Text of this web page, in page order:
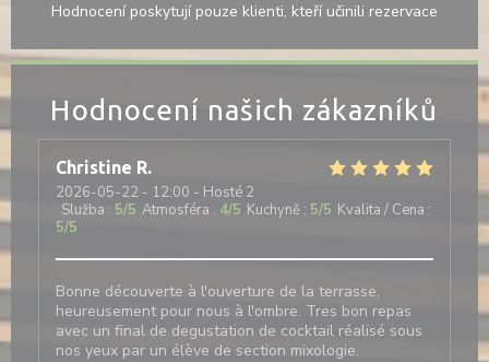
Hodnocení našich zákazníků
Christine R
2026-05-22 - 12:00 - Hosté 2
Služba : 5/5 Atmosféra : 4/5 Kuchyně : 5/5 Kvalita / Cena :
5/5
Bonne découverte à l'ouverture de la terrasse,
heureusement pour nous à l'ombre. Tres bon repas
avec un final de degustation de cocktail réalisé sous
nos yeux par un élève de section mixologie.
Hodnocení poskytují pouze klienti, kteří učinili rezervace